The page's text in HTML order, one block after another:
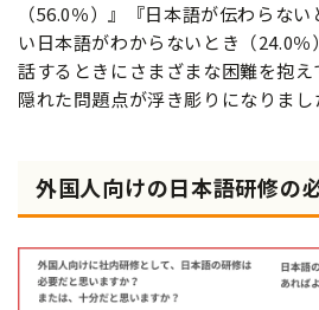
（56.0％）』『日本語が伝わらな
い日本語がわからないとき（24.0
話するときにさまざまな困難を抱え
隠れた問題点が浮き彫りになりまし
外国人向けの日本語研修の